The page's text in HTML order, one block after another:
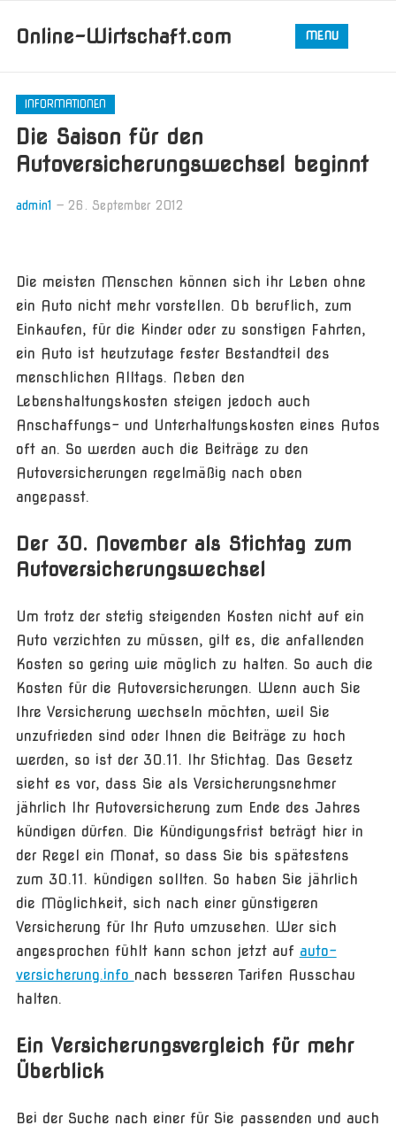
Online-Wirtschaft.com MENU
INFORMATIONEN
Die Saison für den
Autoversicherungswechsel beginnt
admin1 — 26. September 2012
Die meisten Menschen können sich ihr Leben ohne
ein Auto nicht mehr vorstellen. Ob beruflich, zum
Einkaufen, für die Kinder oder zu sonstigen Fahrten,
ein Auto ist heutzutage fester Bestandteil des
menschlichen Alltags. Neben den
Lebenshaltungskosten steigen jedoch auch
Anschaffungs- und Unterhaltungskosten eines Autos
oft an. So werden auch die Beiträge zu den
Autoversicherungen regelmäßig nach oben
angepasst.
Der 30. November als Stichtag zum
Autoversicherungswechsel
Um trotz der stetig steigenden Kosten nicht auf ein
Auto verzichten zu müssen, gilt es, die anfallenden
Kosten so gering wie möglich zu halten. So auch die
Kosten für die Autoversicherungen. Wenn auch Sie
Ihre Versicherung wechseln möchten, weil Sie
unzufrieden sind oder Ihnen die Beiträge zu hoch
werden, so ist der 30.11. Ihr Stichtag. Das Gesetz
sieht es vor, dass Sie als Versicherungsnehmer
jährlich Ihr Autoversicherung zum Ende des Jahres
kündigen dürfen. Die Kündigungsfrist beträgt hier in
der Regel ein Monat, so dass Sie bis spätestens
zum 30.11. kündigen sollten. So haben Sie jährlich
die Möglichkeit, sich nach einer günstigeren
Versicherung für Ihr Auto umzusehen. Wer sich
angesprochen fühlt kann schon jetzt auf auto-
versicherung.info nach besseren Tarifen Ausschau
halten.
Ein Versicherungsvergleich für mehr
Überblick
Bei der Suche nach einer für Sie passenden und auch